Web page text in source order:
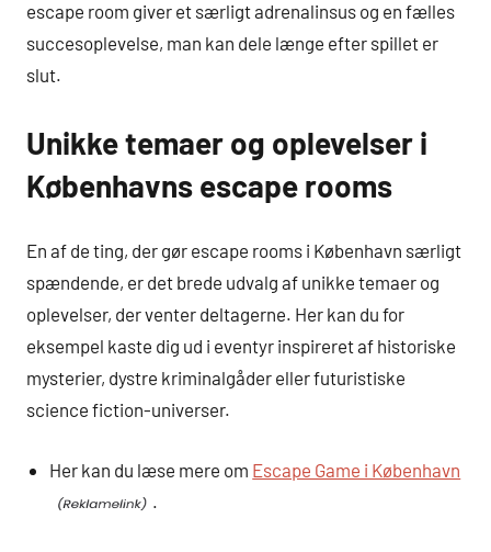
escape room giver et særligt adrenalinsus og en fælles
succesoplevelse, man kan dele længe efter spillet er
slut.
Unikke temaer og oplevelser i
Københavns escape rooms
En af de ting, der gør escape rooms i København særligt
spændende, er det brede udvalg af unikke temaer og
oplevelser, der venter deltagerne. Her kan du for
eksempel kaste dig ud i eventyr inspireret af historiske
mysterier, dystre kriminalgåder eller futuristiske
science fiction-universer.
Her kan du læse mere om Escape Game i København
.